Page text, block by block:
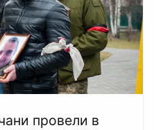
провели в